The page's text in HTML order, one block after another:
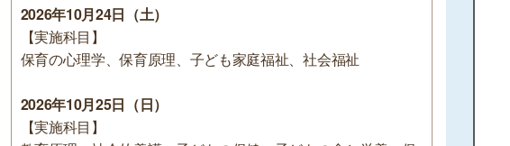
2026年10月24日（土）
【実施科目】
保育の心理学、保育原理、子ども家庭福祉、社会福祉
2026年10月25日（日）
【実施科目】